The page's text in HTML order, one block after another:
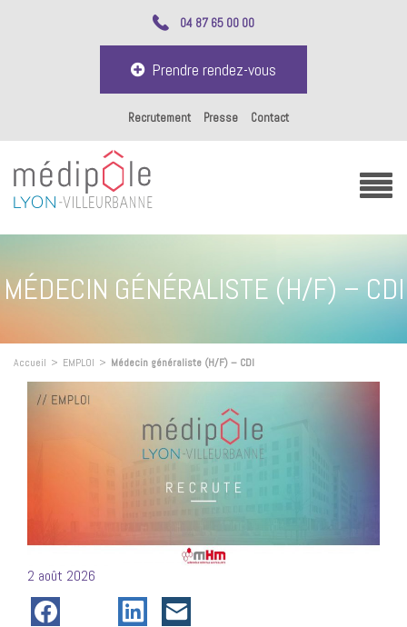
04 87 65 00 00
Prendre rendez-vous
Recrutement Presse Contact
MÉDECIN GÉNÉRALISTE (H/F) – CDI
Accueil > EMPLOI > Médecin généraliste (H/F) – CDI
Posté
le
2 août 2026